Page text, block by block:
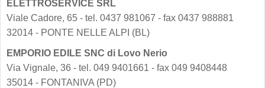
ELETTROSERVICE SRL
Viale Cadore, 65 - tel. 0437 981067 - fax 0437 988881
32014 - PONTE NELLE ALPI (BL)
EMPORIO EDILE SNC di Lovo Nerio
Via Vignale, 36 - tel. 049 9401661 - fax 049 9408448
35014 - FONTANIVA (PD)